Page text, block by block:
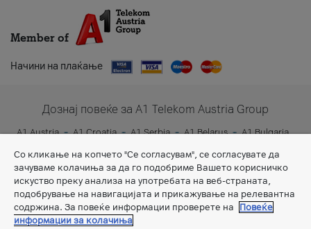
Member of
Начини на плаќање
Дознај повеќе за A1 Telekom Austria Group
A1 Austria A1 Croatia A1 Serbia A1 Belarus
A1 Bulgaria
A1 Slovenia
A1 Digital
Со кликање на копчето "Се согласувам", се согласувате да
зачуваме колачиња за да го подобриме Вашето корисничко
искуство преку анализа на употребата на веб-страната,
подобрување на навигацијата и прикажување на релевантна
содржина. За повеќе информации проверете на
Повеќе
информации за колачиња